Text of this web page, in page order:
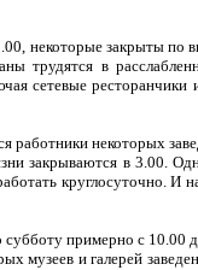
некоторые закрыты
трудятся в
сетевые ресторанчики
работники некоторых
закрываются в 3.00.
круглосуточно. И
примерно с 10.00
музеев и галерей